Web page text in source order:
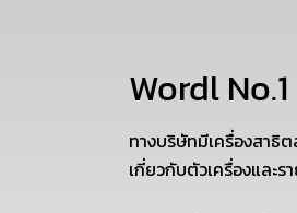
Wordl
ทางบริษัทมีเครื่องสาธิ
เกี่ยวกับตัวเครื่องและร